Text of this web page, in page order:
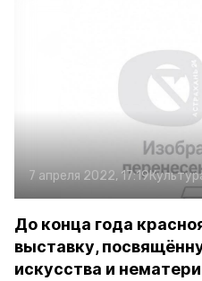
7 апреля 2022, 17:19
До конца года
выставку,
искусства и